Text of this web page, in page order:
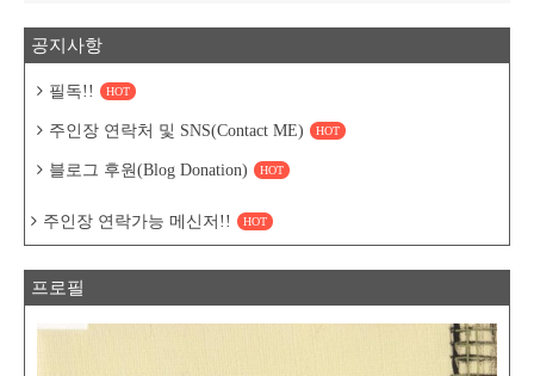
공지사항
필독!! HOT
주인장 연락처 및 SNS(Contact ME) HOT
블로그 후원(Blog Donation) HOT
주인장 연락가능 메신저!! HOT
프로필